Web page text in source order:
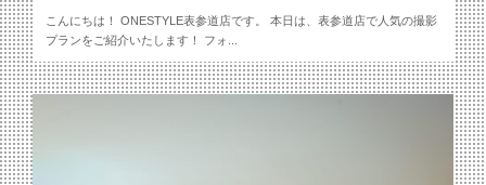
こんにちは！ ONESTYLE表参道店です。 本日は、表参道店で人気の撮影
プランをご紹介いたします！ フォ...